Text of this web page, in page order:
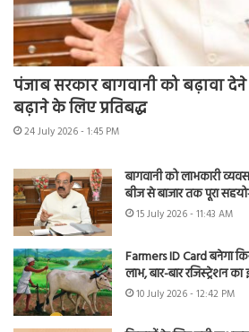
पंजाब सरकार बागवानी को बढ़ावा
बढ़ाने के लिए प्रतिबद्ध
24 July 2026 - 1:45 PM
बागवानी को लाभकारी
बीज से बाजार तक पूरा
15 July 2026 - 11:43 AM
Farmers ID Card बनेगा
लाभ, बार-बार रजिस्ट्रेशन
10 July 2026 - 12:42 PM